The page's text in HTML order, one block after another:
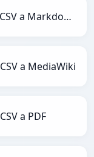
CSV a Markdown
CSV a MediaWiki
CSV a PDF